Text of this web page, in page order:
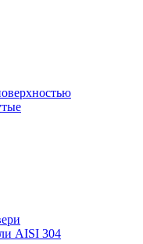
AISI 304